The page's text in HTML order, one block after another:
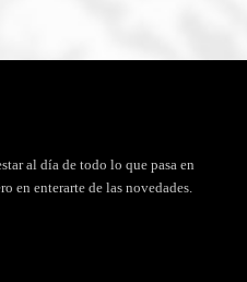
al día de todo lo que pasa en
en enterarte de las novedades.